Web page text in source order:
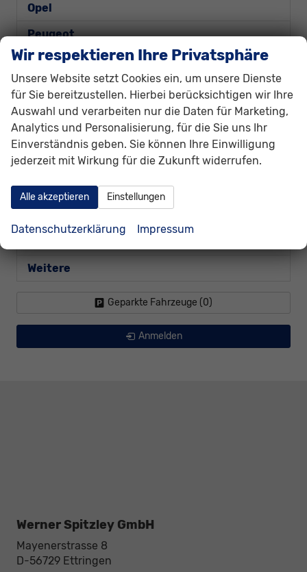
Opel
Peugeot
Porsche
Renault
Seat
Skoda
Suzuki
Toyota
Weitere
Geparkte Fahrzeuge (0)
Anmelden
Werner Spitzley GmbH
Mayenerstrasse 8
D-56729 Ettringen
Wir respektieren Ihre Privatsphäre
Unsere Website setzt Cookies ein, um unsere Dienste
für Sie bereitzustellen. Hierbei berücksichtigen wir Ihre
Auswahl und verarbeiten nur die Daten für Marketing,
Analytics und Personalisierung, für die Sie uns Ihr
Einverständnis geben. Sie können Ihre Einwilligung
jederzeit mit Wirkung für die Zukunft widerrufen.
Alle akzeptieren Einstellungen
Datenschutzerklärung Impressum